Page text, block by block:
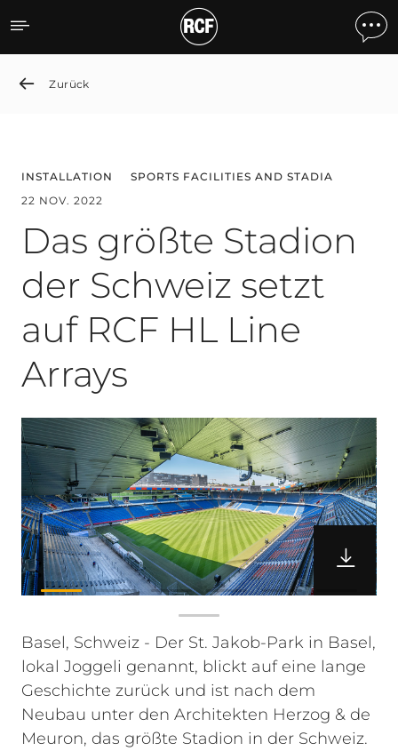
Das größte Stadion der
Zurück
INSTALLATION
SPORTS FACILITIES AND STADIA
22 NOV. 2022
Das größte Stadion
der Schweiz setzt
auf RCF HL Line
Arrays
Basel, Schweiz - Der St. Jakob-Park in Basel,
lokal Joggeli genannt, blickt auf eine lange
Geschichte zurück und ist nach dem
Neubau unter den Architekten Herzog & de
Meuron, das größte Stadion in der Schweiz.